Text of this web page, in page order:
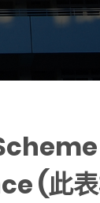
(此表